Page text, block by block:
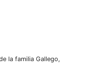
la familia Gallego,